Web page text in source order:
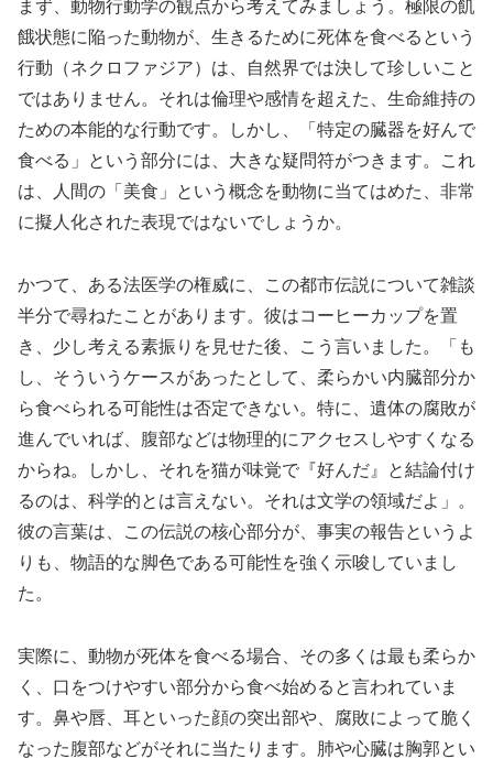
まず、動物行動学の観点から考えてみましょう。極限の飢
餓状態に陥った動物が、生きるために死体を食べるという
行動（ネクロファジア）は、自然界では決して珍しいこと
ではありません。それは倫理や感情を超えた、生命維持の
ための本能的な行動です。しかし、「特定の臓器を好んで
食べる」という部分には、大きな疑問符がつきます。これ
は、人間の「美食」という概念を動物に当てはめた、非常
に擬人化された表現ではないでしょうか。
かつて、ある法医学の権威に、この都市伝説について雑談
半分で尋ねたことがあります。彼はコーヒーカップを置
き、少し考える素振りを見せた後、こう言いました。「も
し、そういうケースがあったとして、柔らかい内臓部分か
ら食べられる可能性は否定できない。特に、遺体の腐敗が
進んでいれば、腹部などは物理的にアクセスしやすくなる
からね。しかし、それを猫が味覚で『好んだ』と結論付け
るのは、科学的とは言えない。それは文学の領域だよ」。
彼の言葉は、この伝説の核心部分が、事実の報告というよ
りも、物語的な脚色である可能性を強く示唆していまし
た。
実際に、動物が死体を食べる場合、その多くは最も柔らか
く、口をつけやすい部分から食べ始めると言われていま
す。鼻や唇、耳といった顔の突出部や、腐敗によって脆く
なった腹部などがそれに当たります。肺や心臓は胸郭とい